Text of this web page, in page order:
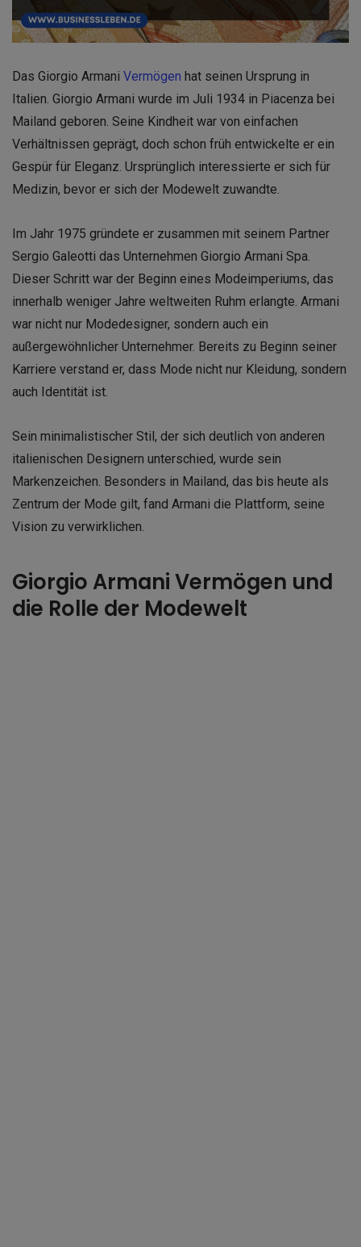
Das Giorgio Armani Vermögen hat seinen Ursprung in
Italien. Giorgio Armani wurde im Juli 1934 in Piacenza bei
Mailand geboren. Seine Kindheit war von einfachen
Verhältnissen geprägt, doch schon früh entwickelte er ein
Gespür für Eleganz. Ursprünglich interessierte er sich für
Medizin, bevor er sich der Modewelt zuwandte.
Im Jahr 1975 gründete er zusammen mit seinem Partner
Sergio Galeotti das Unternehmen Giorgio Armani Spa.
Dieser Schritt war der Beginn eines Modeimperiums, das
innerhalb weniger Jahre weltweiten Ruhm erlangte. Armani
war nicht nur Modedesigner, sondern auch ein
außergewöhnlicher Unternehmer. Bereits zu Beginn seiner
Karriere verstand er, dass Mode nicht nur Kleidung, sondern
auch Identität ist.
Sein minimalistischer Stil, der sich deutlich von anderen
italienischen Designern unterschied, wurde sein
Markenzeichen. Besonders in Mailand, das bis heute als
Zentrum der Mode gilt, fand Armani die Plattform, seine
Vision zu verwirklichen.
Giorgio Armani Vermögen und
die Rolle der Modewelt